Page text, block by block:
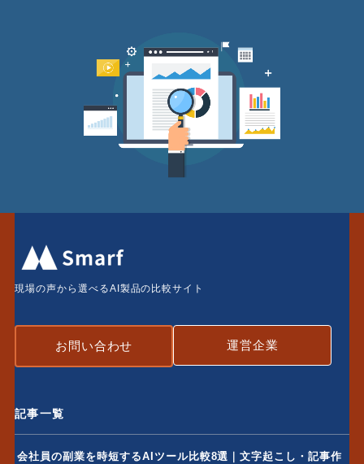
現場の声から選べるAI製品の比較サイト
お問い合わせ 運営企業
記事一覧
会社員の副業を時短するAIツール比較8選｜文字起こし・記事作